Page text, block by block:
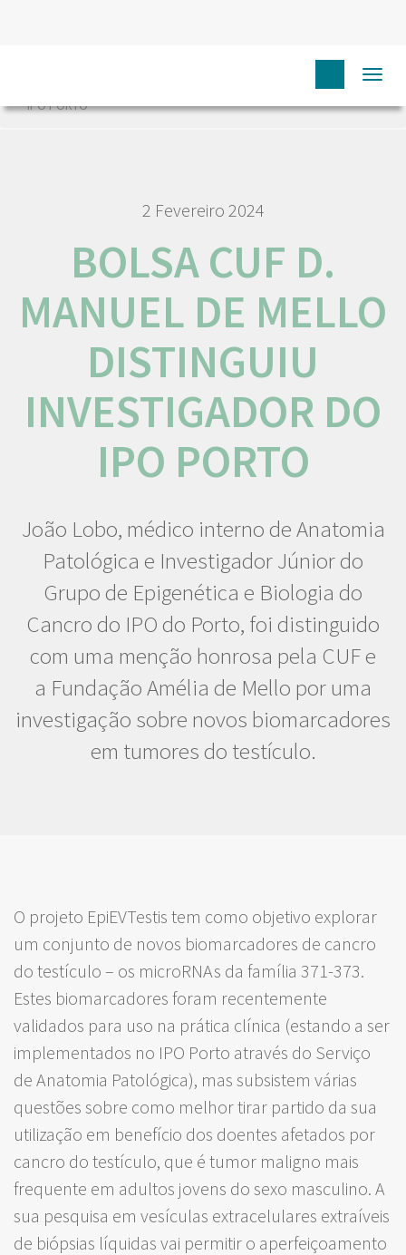
BOLSA CUF D. MANUEL DE MELLO DISTINGUIU INVESTIGADOR DO
IPO PORTO
2 Fevereiro 2024
BOLSA CUF D.
MANUEL DE MELLO
DISTINGUIU
INVESTIGADOR DO
IPO PORTO
João Lobo, médico interno de Anatomia
Patológica e Investigador Júnior do
Grupo de Epigenética e Biologia do
Cancro do IPO do Porto, foi distinguido
com uma menção honrosa pela CUF e
a Fundação Amélia de Mello por uma
investigação sobre novos biomarcadores
em tumores do testículo.
O projeto EpiEVTestis tem como objetivo explorar
um conjunto de novos biomarcadores de cancro
do testículo – os microRNAs da família 371-373.
Estes biomarcadores foram recentemente
validados para uso na prática clínica (estando a ser
implementados no IPO Porto através do Serviço
de Anatomia Patológica), mas subsistem várias
questões sobre como melhor tirar partido da sua
utilização em benefício dos doentes afetados por
cancro do testículo, que é tumor maligno mais
frequente em adultos jovens do sexo masculino. A
sua pesquisa em vesículas extracelulares extraíveis
de biópsias líquidas vai permitir o aperfeiçoamento